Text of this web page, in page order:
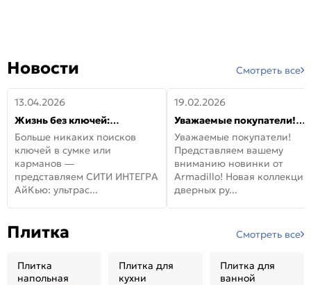
Новости Смотреть все
13.04.2026
Жизнь без ключей:
встречайте новую дверь
СИТИ ИНТЕГРА АйКью!
Больше никаких поисков
ключей в сумке или
карманов —
представляем СИТИ ИНТЕГРА
АйКью: ультрас...
19.02.2026
Уважаемые покупатели!
Представляем вашему
вниманию новинки от
Armadillo!
Уважаемые покупатели!
Представляем вашему
вниманию новинки от
Armadillo! Новая коллекция
дверных ру...
Плитка Смотреть все
Плитка
напольная
Плитка для
кухни
Плитка для
ванной